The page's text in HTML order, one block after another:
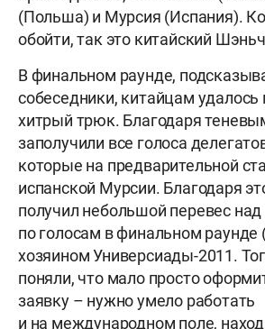
(Польша) и Мурсия (Испания).
обойти, так это китайский
В финальном раунде,
собеседники, китайцам удалось
хитрый трюк. Благодаря
заполучили все голоса
которые на предварительной
испанской Мурсии. Благодаря
получил небольшой перевес
по голосам в финальном раунде
хозяином Универсиады-2011.
поняли, что мало просто
заявку – нужно умело работать
и на международном поле,